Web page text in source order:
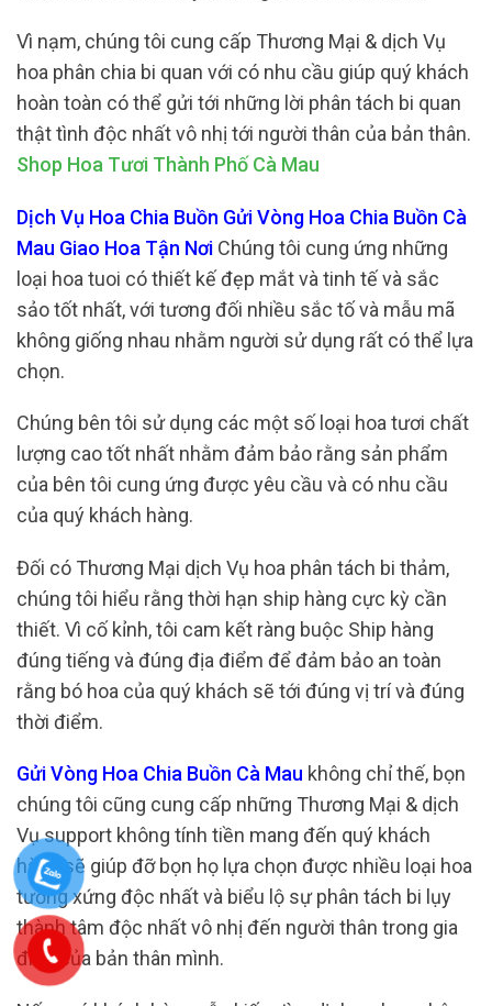
Vì nạm, chúng tôi cung cấp Thương Mại & dịch Vụ
hoa phân chia bi quan với có nhu cầu giúp quý khách
hoàn toàn có thể gửi tới những lời phân tách bi quan
thật tình độc nhất vô nhị tới người thân của bản thân.
Shop Hoa Tươi Thành Phố Cà Mau
Dịch Vụ Hoa Chia Buồn Gửi Vòng Hoa Chia Buồn Cà
Mau Giao Hoa Tận Nơi Chúng tôi cung ứng những
loại hoa tuoi có thiết kế đẹp mắt và tinh tế và sắc
sảo tốt nhất, với tương đối nhiều sắc tố và mẫu mã
không giống nhau nhằm người sử dụng rất có thể lựa
chọn.
Chúng bên tôi sử dụng các một số loại hoa tươi chất
lượng cao tốt nhất nhằm đảm bảo rằng sản phẩm
của bên tôi cung ứng được yêu cầu và có nhu cầu
của quý khách hàng.
Đối có Thương Mại dịch Vụ hoa phân tách bi thảm,
chúng tôi hiểu rằng thời hạn ship hàng cực kỳ cần
thiết. Vì cố kỉnh, tôi cam kết ràng buộc Ship hàng
đúng tiếng và đúng địa điểm để đảm bảo an toàn
rằng bó hoa của quý khách sẽ tới đúng vị trí và đúng
thời điểm.
Gửi Vòng Hoa Chia Buồn Cà Mau không chỉ thế, bọn
chúng tôi cũng cung cấp những Thương Mại & dịch
Vụ support không tính tiền mang đến quý khách
hàng sẽ giúp đỡ bọn họ lựa chọn được nhiều loại hoa
tương xứng độc nhất và biểu lộ sự phân tách bi lụy
thành tâm độc nhất vô nhị đến người thân trong gia
đình của bản thân mình.